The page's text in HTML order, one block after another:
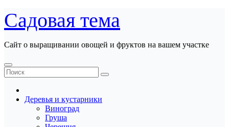
Перейти
к
содержанию
Садовая тема
Сайт о выращивании овощей и фруктов на вашем участке
Деревья и кустарники
Виноград
Груша